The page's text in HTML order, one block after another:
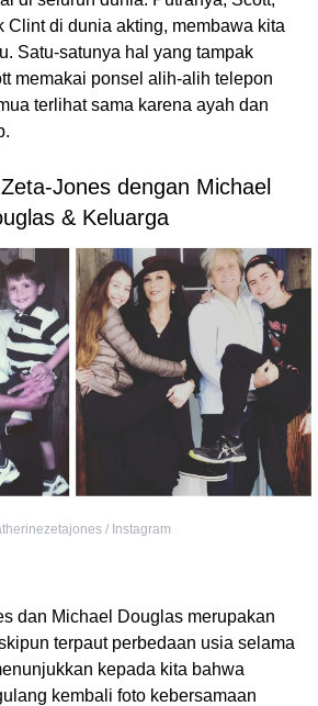
Clint di dunia akting, membawa kita
Satu-satunya hal yang tampak
memakai ponsel alih-alih telepon
terlihat sama karena ayah dan
Jones dengan Michael
& Keluarga
/ Instagram
dan Michael Douglas merupakan
terpaut perbedaan usia selama
kepada kita bahwa
kembali foto kebersamaan